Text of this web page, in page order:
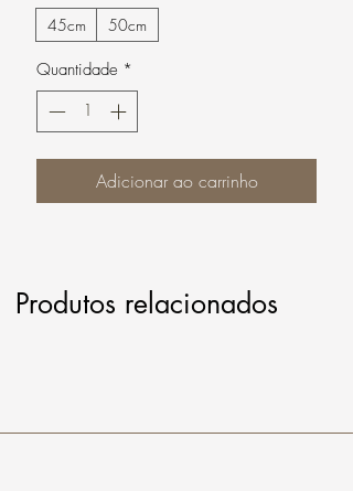
45cm 50cm
Quantidade *
Adicionar ao carrinho
Produtos relacionados